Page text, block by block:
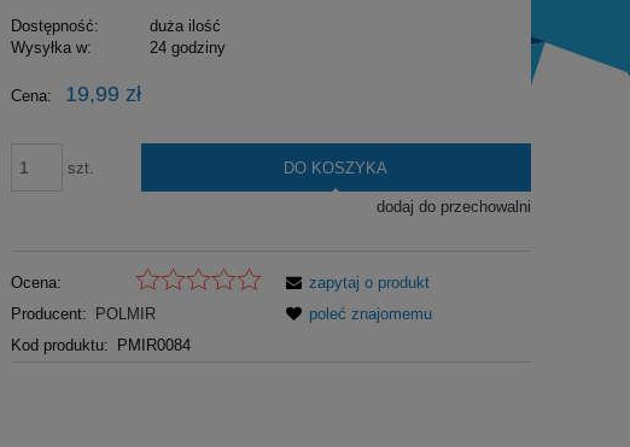
Dostępność:
duża ilość
Wysyłka w:
24 godziny
Cena: 19,99 zł
szt. DO KOSZYKA
dodaj do przechowalni
Ocena:
Producent:
POLMIR
Kod produktu:
PMIR0084
zapytaj o produkt
poleć znajomemu